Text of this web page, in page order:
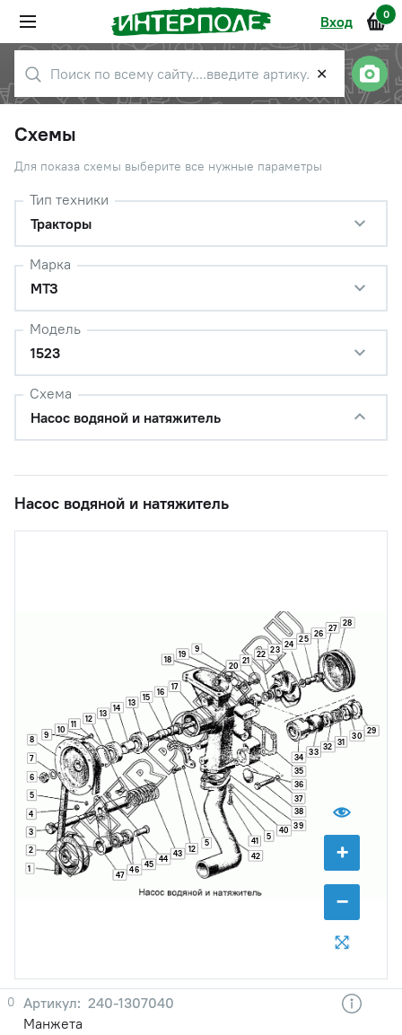
Вход 0
✕
Схемы
Для показа схемы выберите все нужные параметры
Тип техники
Тракторы
Марка
МТЗ
Модель
1523
Схема
Насос водяной и натяжитель
Насос водяной и натяжитель
+
−
1
2
3
4
5
5
5
6
7
8 9
9
10 11
12
12
13
13
14
15 16
17
18
19
20
21
22 23
24 25
26
27 28
29
30
31
32
33
34
35
36
37
38
39
40
41
42
43
44
45
46
47
0
240-1307040
Манжета